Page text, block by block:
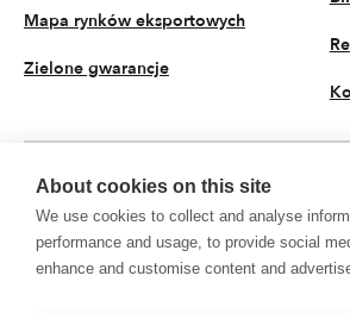
Mapa rynków eksportowych
Zielone gwarancje
© 2026 KUKE S.A. Wszystkie prawa
Polityka prywatności
Przetwarzanie
PL
About cookies on this site
We use cookies to collect and analyse
performance and usage, to provide social
enhance and customise content and